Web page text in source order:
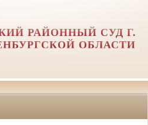
РАЙОННЫЙ СУД Г.
ОБЛАСТИ